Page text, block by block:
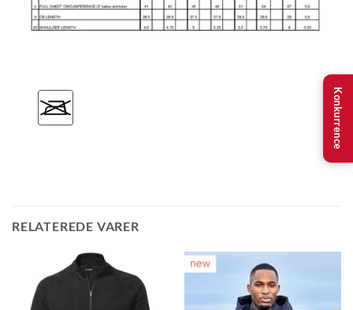
RELATEREDE VARER
Konkurrence